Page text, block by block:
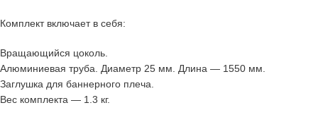
Комплект включает в себя:
Вращающийся цоколь.
Алюминиевая труба. Диаметр 25 мм. Длина — 1550 мм.
Заглушка для баннерного плеча.
Вес комплекта — 1.3 кг.